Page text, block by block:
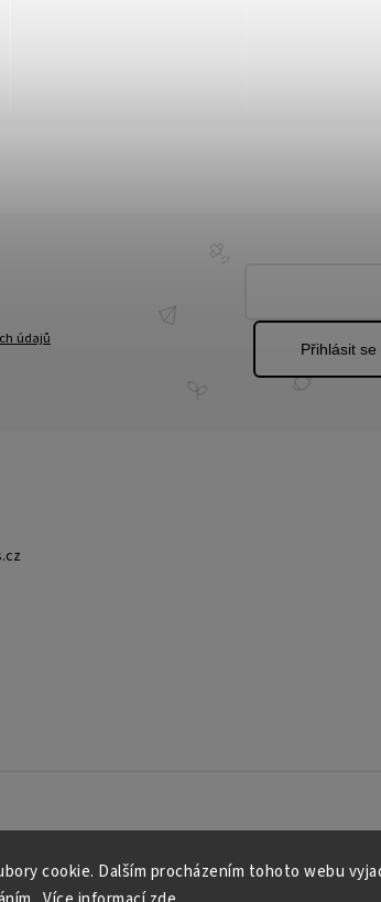
cookie. Dalším procházením tohoto webu
údajů
Přihlásit se